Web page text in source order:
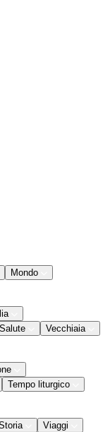
Mondo
Salute
Vecchiaia
Tempo liturgico
Viaggi